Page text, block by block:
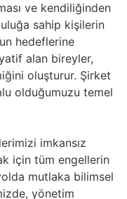
ve kendiliğinden
sahip kişilerin
hedeflerine
alan bireyler,
oluşturur. Şirket
olduğumuzu temel
imkansız
için tüm engellerin
mutlaka bilimsel
yönetim